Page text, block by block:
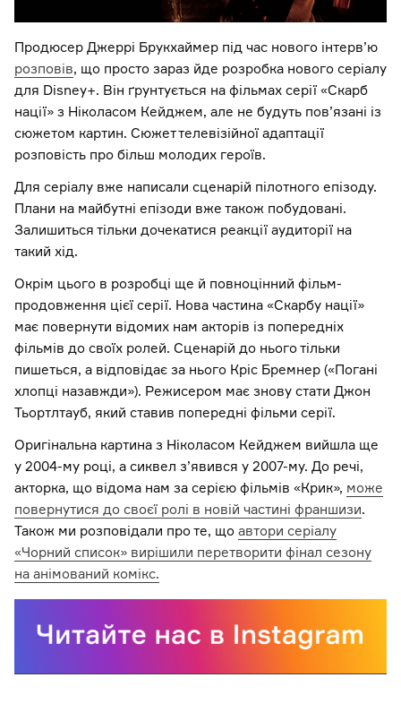
Продюсер Джеррі Брукхаймер під час нового інтерв’ю
розповів, що просто зараз йде розробка нового серіалу
для Disney+. Він ґрунтується на фільмах серії «Скарб
нації» з Ніколасом Кейджем, але не будуть пов’язані із
сюжетом картин. Сюжет телевізійної адаптації
розповість про більш молодих героїв.
Для серіалу вже написали сценарій пілотного епізоду.
Плани на майбутні епізоди вже також побудовані.
Залишиться тільки дочекатися реакції аудиторії на
такий хід.
Окрім цього в розробці ще й повноцінний фільм-
продовження цієї серії. Нова частина «Скарбу нації»
має повернути відомих нам акторів із попередніх
фільмів до своїх ролей. Сценарій до нього тільки
пишеться, а відповідає за нього Кріс Бремнер («Погані
хлопці назавжди»). Режисером має знову стати Джон
Тьортлтауб, який ставив попередні фільми серії.
Оригінальна картина з Ніколасом Кейджем вийшла ще
у 2004-му році, а сиквел з’явився у 2007-му. До речі,
акторка, що відома нам за серією фільмів «Крик», може
повернутися до своєї ролі в новій частині франшизи.
Також ми розповідали про те, що автори серіалу
«Чорний список» вирішили перетворити фінал сезону
на анімований комікс.